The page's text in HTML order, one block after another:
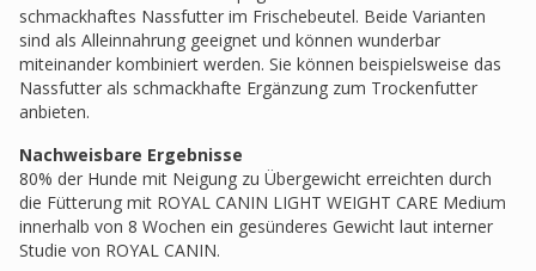
schmackhaftes Nassfutter im Frischebeutel. Beide Varianten
sind als Alleinnahrung geeignet und können wunderbar
miteinander kombiniert werden. Sie können beispielsweise das
Nassfutter als schmackhafte Ergänzung zum Trockenfutter
anbieten.
Nachweisbare Ergebnisse
80% der Hunde mit Neigung zu Übergewicht erreichten durch
die Fütterung mit ROYAL CANIN LIGHT WEIGHT CARE Medium
innerhalb von 8 Wochen ein gesünderes Gewicht laut interner
Studie von ROYAL CANIN.